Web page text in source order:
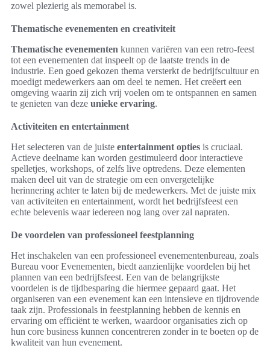
zowel plezierig als memorabel is.
Thematische evenementen en creativiteit
Thematische evenementen kunnen variëren van een retro-feest
tot een evenementen dat inspeelt op de laatste trends in de
industrie. Een goed gekozen thema versterkt de bedrijfscultuur en
moedigt medewerkers aan om deel te nemen. Het creëert een
omgeving waarin zij zich vrij voelen om te ontspannen en samen
te genieten van deze unieke ervaring.
Activiteiten en entertainment
Het selecteren van de juiste entertainment opties is cruciaal.
Actieve deelname kan worden gestimuleerd door interactieve
spelletjes, workshops, of zelfs live optredens. Deze elementen
maken deel uit van de strategie om een onvergetelijke
herinnering achter te laten bij de medewerkers. Met de juiste mix
van activiteiten en entertainment, wordt het bedrijfsfeest een
echte belevenis waar iedereen nog lang over zal napraten.
De voordelen van professioneel feestplanning
Het inschakelen van een professioneel evenementenbureau, zoals
Bureau voor Evenementen, biedt aanzienlijke voordelen bij het
plannen van een bedrijfsfeest. Een van de belangrijkste
voordelen is de tijdbesparing die hiermee gepaard gaat. Het
organiseren van een evenement kan een intensieve en tijdrovende
taak zijn. Professionals in feestplanning hebben de kennis en
ervaring om efficiënt te werken, waardoor organisaties zich op
hun core business kunnen concentreren zonder in te boeten op de
kwaliteit van hun evenement.